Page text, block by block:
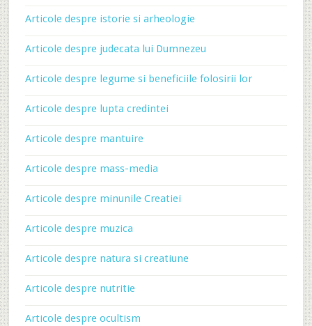
Articole despre istorie si arheologie
Articole despre judecata lui Dumnezeu
Articole despre legume si beneficiile folosirii lor
Articole despre lupta credintei
Articole despre mantuire
Articole despre mass-media
Articole despre minunile Creatiei
Articole despre muzica
Articole despre natura si creatiune
Articole despre nutritie
Articole despre ocultism